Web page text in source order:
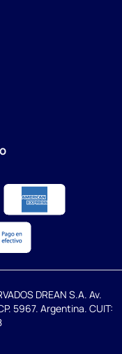
DREAN S.A. Av.
5967. Argentina. CUIT: